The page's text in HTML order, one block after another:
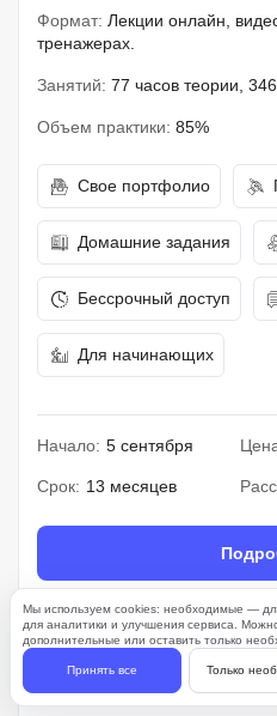
Формат: Лекции онлайн,
тренажерах.
Занятий: 77 часов теории,
Объем практики: 85%
Свое портфолио
Домашние задания
Бессрочный доступ
Для начинающих
Начало: 5 сентября
Срок: 13 месяцев
4.7
Мы используем cookies: необходимые —
для аналитики и улучшения сервиса.
дополнительные или оставить только
Принять все Только